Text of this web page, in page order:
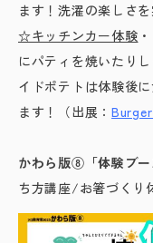
ます！洗濯の楽しさ
☆キッチンカー体験
にパティを焼いたり
イドポテトは体験後
ます！（出展：
かわら版⑧「体験ブー
ち方講座/お箸づくり